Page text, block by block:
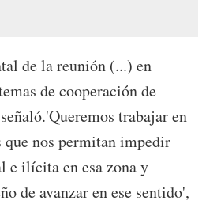
de la reunión (...) en
de cooperación de
trabajar en
que nos permitan impedir
e ilícita en esa zona y
de avanzar en ese sentido',